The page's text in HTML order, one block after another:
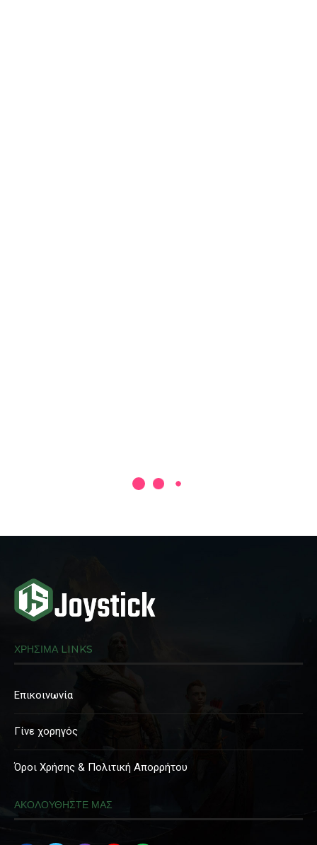
ΧΡΗΣΙΜΑ LINKS
Επικοινωνία
Γίνε χορηγός
Όροι Χρήσης & Πολιτική Απορρήτου
ΑΚΟΛΟΥΘΗΣΤΕ ΜΑΣ